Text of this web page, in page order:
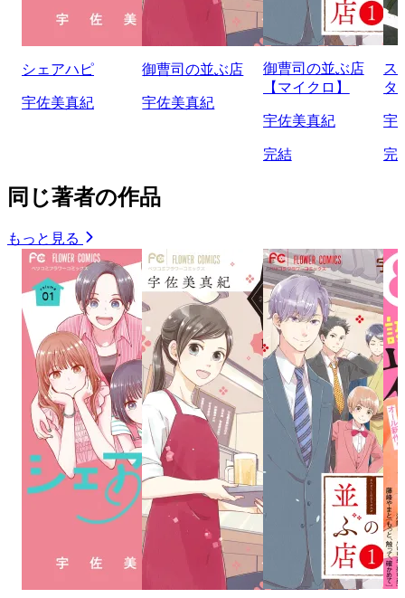
シェアハピ
宇佐美真紀
御曹司の並ぶ店
宇佐美真紀
御曹司の並ぶ店
【マイクロ】
宇佐美真紀
完結
ス
タ
宇
完
同じ著者の作品
もっと見る